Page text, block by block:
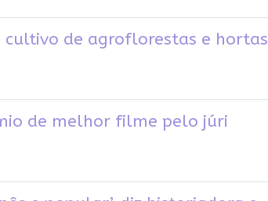
cultivo de agroflorestas e hortas
de melhor filme pelo júri